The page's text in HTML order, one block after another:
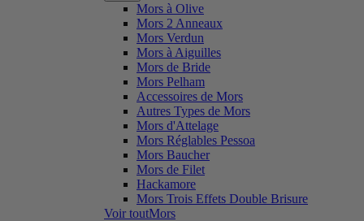
Mors à Olive
Mors 2 Anneaux
Mors Verdun
Mors à Aiguilles
Mors de Bride
Mors Pelham
Accessoires de Mors
Autres Types de Mors
Mors d'Attelage
Mors Réglables Pessoa
Mors Baucher
Mors de Filet
Hackamore
Mors Trois Effets Double Brisure
Voir toutMors